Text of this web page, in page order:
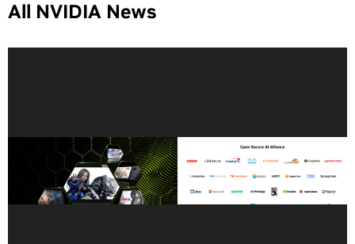
All NVIDIA News
El Mejor de su Clase:
Estudia y Juega Juegos de
PC en la Misma Laptop con
GeForce NOW
Líderes de la industria se
unen a Open Secure AI
Alliance